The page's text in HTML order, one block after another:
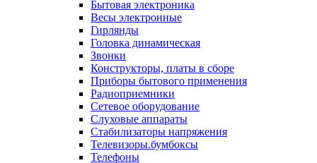
Бытовая электроника
Весы электронные
Гирлянды
Головка динамическая
Звонки
Конструкторы, платы в сборе
Приборы бытового применения
Радиоприемники
Сетевое оборудование
Слуховые аппараты
Стабилизаторы напряжения
Телевизоры.бумбоксы
Телефоны